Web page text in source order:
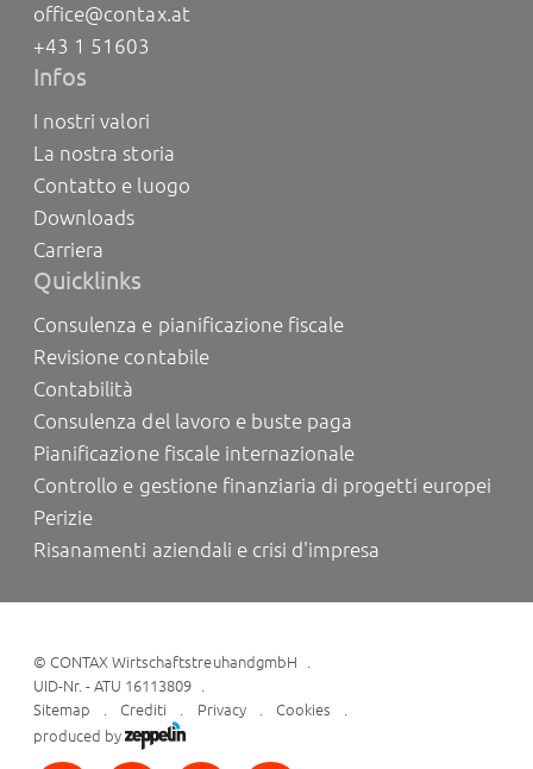
office@contax.at
+43 1 51603
Infos
I nostri valori
La nostra storia
Contatto e luogo
Downloads
Carriera
Quicklinks
Consulenza e pianificazione fiscale
Revisione contabile
Contabilità
Consulenza del lavoro e buste paga
Pianificazione fiscale internazionale
Controllo e gestione finanziaria di progetti europei
Perizie
Risanamenti aziendali e crisi d'impresa
©CONTAX WirtschaftstreuhandgmbH
UID-Nr. - ATU 16113809
Sitemap
Crediti Privacy
Cookies
produced by